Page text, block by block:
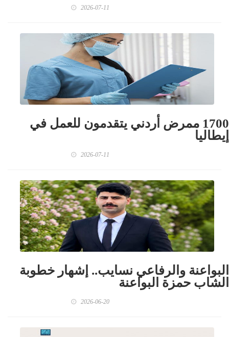
2026-07-11
1700 ممرض أردني يتقدمون للعمل في
إيطاليا
2026-07-11
البواعنة والرفاعي نسايب.. إشهار خطوبة
الشاب حمزة البواعنة
2026-06-20